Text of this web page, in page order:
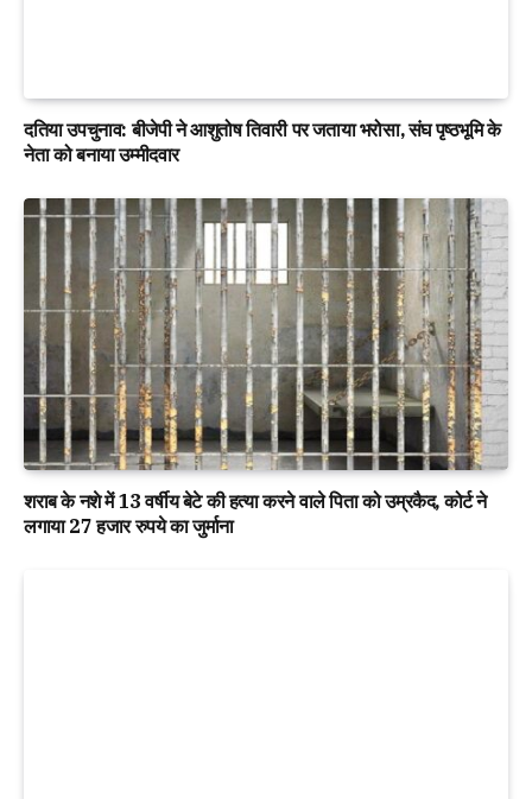
दतिया उपचुनाव: बीजेपी ने आशुतोष तिवारी पर जताया भरोसा, संघ पृष्ठभूमि के
नेता को बनाया उम्मीदवार
शराब के नशे में 13 वर्षीय बेटे की हत्या करने वाले पिता को उम्रकैद, कोर्ट ने
लगाया 27 हजार रुपये का जुर्माना